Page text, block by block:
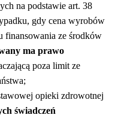
na podstawie art. 38
gdy cena wyrobów
finansowania ze środków
ma prawo
poza limit ze
opieki zdrowotnej
świadczeń